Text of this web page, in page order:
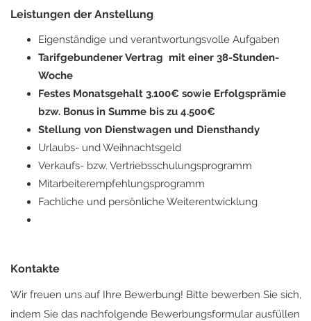
Leistungen der Anstellung
Eigenständige und verantwortungsvolle Aufgaben
Tarifgebundener Vertrag mit einer 38-Stunden-
Woche
Festes Monatsgehalt 3.100€ sowie Erfolgsprämie
bzw. Bonus in Summe bis zu 4.500€
Stellung von Dienstwagen und Diensthandy
Urlaubs- und Weihnachtsgeld
Verkaufs- bzw. Vertriebsschulungsprogramm
Mitarbeiterempfehlungsprogramm
Fachliche und persönliche Weiterentwicklung
Kontakte
Wir freuen uns auf Ihre Bewerbung! Bitte bewerben Sie sich,
indem Sie das nachfolgende Bewerbungsformular ausfüllen